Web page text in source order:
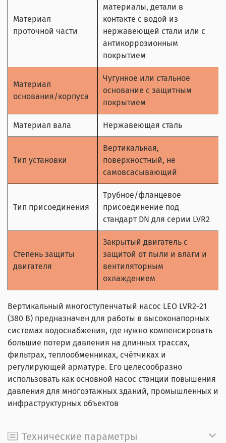
Материал
проточной части
материалы, детали в
контакте с водой из
нержавеющей стали или с
антикоррозионным
покрытием
Материал
основания/корпуса
Чугунное или стальное
основание с защитным
покрытием
Материал вала Нержавеющая сталь
Тип установки
Вертикальная,
поверхностный, не
самовсасывающий
Тип присоединения
Трубное/фланцевое
присоединение под
стандарт DN для серии LVR2
Степень защиты
двигателя
Закрытый двигатель с
защитой от пыли и влаги и
вентиляторным
охлаждением
Вертикальный многоступенчатый насос LEO LVR2‑21
(380 В) предназначен для работы в высоконапорных
системах водоснабжения, где нужно компенсировать
большие потери давления на длинных трассах,
фильтрах, теплообменниках, счётчиках и
регулирующей арматуре. Его целесообразно
использовать как основной насос станции повышения
давления для многоэтажных зданий, промышленных и
инфраструктурных объектов
Технические параметры